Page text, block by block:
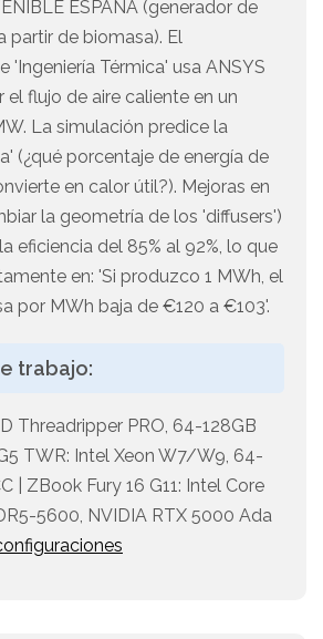
ESPAÑA (generador de
partir de biomasa). El
'Ingeniería Térmica' usa ANSYS
el flujo de aire caliente en un
La simulación predice la
(¿qué porcentaje de energía de
en calor útil?). Mejoras en
la geometría de los 'diffusers')
eficiencia del 85% al 92%, lo que
en: 'Si produzco 1 MWh, el
por MWh baja de €120 a €103'.
trabajo:
Threadripper PRO, 64-128GB
TWR: Intel Xeon W7/W9, 64-
| ZBook Fury 16 G11: Intel Core
5600, NVIDIA RTX 5000 Ada